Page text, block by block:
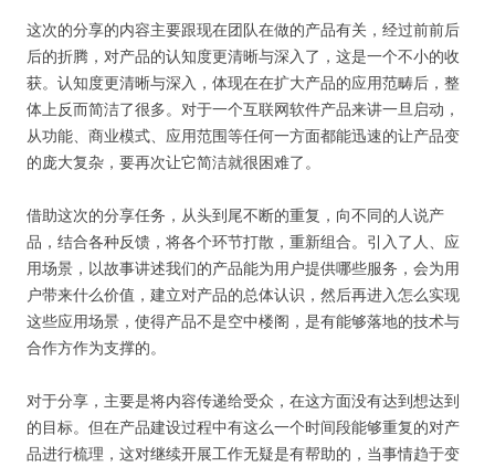
这次的分享的内容主要跟现在团队在做的产品有关，经过前前后
后的折腾，对产品的认知度更清晰与深入了，这是一个不小的收
获。认知度更清晰与深入，体现在在扩大产品的应用范畴后，整
体上反而简洁了很多。对于一个互联网软件产品来讲一旦启动，
从功能、商业模式、应用范围等任何一方面都能迅速的让产品变
的庞大复杂，要再次让它简洁就很困难了。
借助这次的分享任务，从头到尾不断的重复，向不同的人说产
品，结合各种反馈，将各个环节打散，重新组合。引入了人、应
用场景，以故事讲述我们的产品能为用户提供哪些服务，会为用
户带来什么价值，建立对产品的总体认识，然后再进入怎么实现
这些应用场景，使得产品不是空中楼阁，是有能够落地的技术与
合作方作为支撑的。
对于分享，主要是将内容传递给受众，在这方面没有达到想达到
的目标。但在产品建设过程中有这么一个时间段能够重复的对产
品进行梳理，这对继续开展工作无疑是有帮助的，当事情趋于变